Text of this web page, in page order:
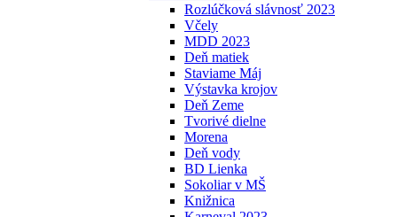
Rozlúčková slávnosť 2023
Včely
MDD 2023
Deň matiek
Staviame Máj
Výstavka krojov
Deň Zeme
Tvorivé dielne
Morena
Deň vody
BD Lienka
Sokoliar v MŠ
Knižnica